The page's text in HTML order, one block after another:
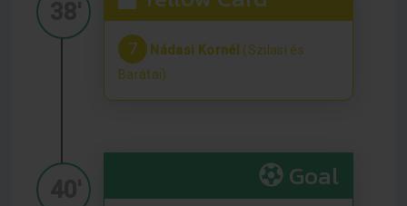
7 Nádasi Kornél (Szilasi és
Barátai)
Goal